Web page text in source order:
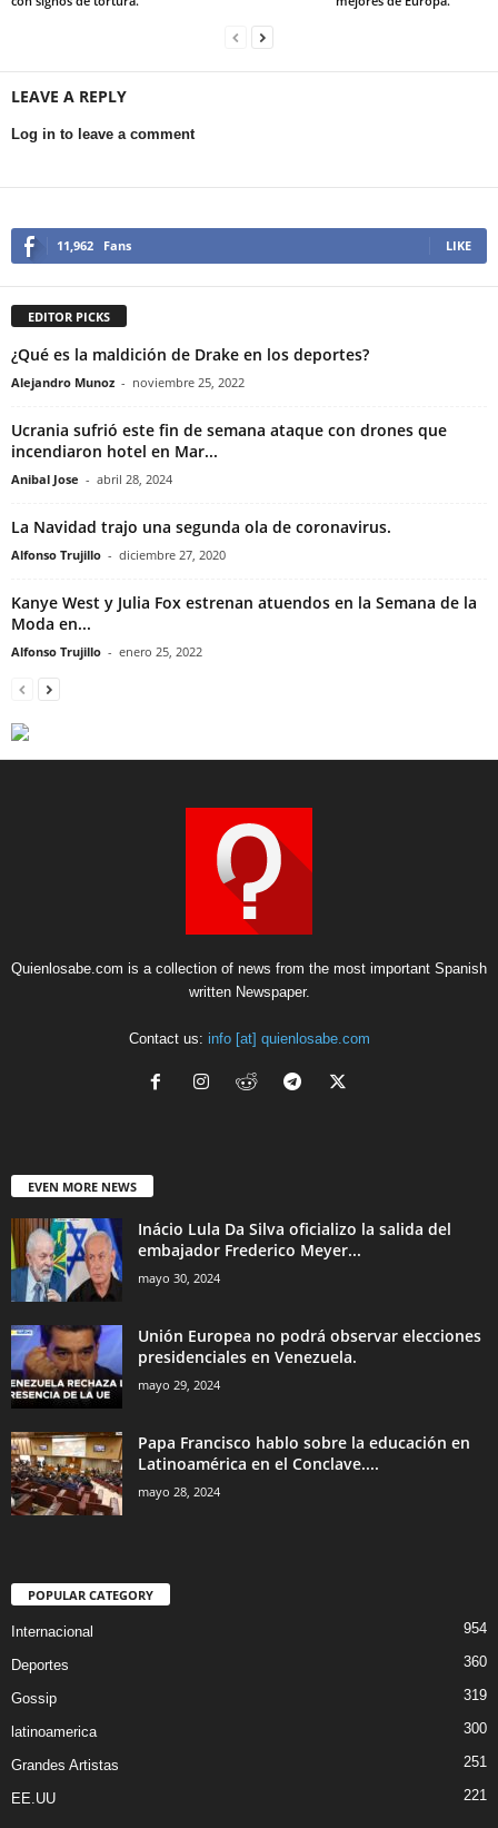
LEAVE A REPLY
Log in to leave a comment
11,962 Fans LIKE
EDITOR PICKS
¿Qué es la maldición de Drake en los deportes?
Alejandro Munoz - noviembre 25, 2022
Ucrania sufrió este fin de semana ataque con drones que
incendiaron hotel en Mar...
Anibal Jose - abril 28, 2024
La Navidad trajo una segunda ola de coronavirus.
Alfonso Trujillo - diciembre 27, 2020
Kanye West y Julia Fox estrenan atuendos en la Semana de la
Moda en...
Alfonso Trujillo - enero 25, 2022
Quienlosabe.com is a collection of news from the most important Spanish
written Newspaper.
Contact us: info [at] quienlosabe.com
EVEN MORE NEWS
Inácio Lula Da Silva oficializo la salida del
embajador Frederico Meyer...
mayo 30, 2024
Unión Europea no podrá observar elecciones
presidenciales en Venezuela.
mayo 29, 2024
Papa Francisco hablo sobre la educación en
Latinoamérica en el Conclave....
mayo 28, 2024
POPULAR CATEGORY
Internacional 954
Deportes 360
Gossip 319
latinoamerica 300
Grandes Artistas 251
EE.UU 221